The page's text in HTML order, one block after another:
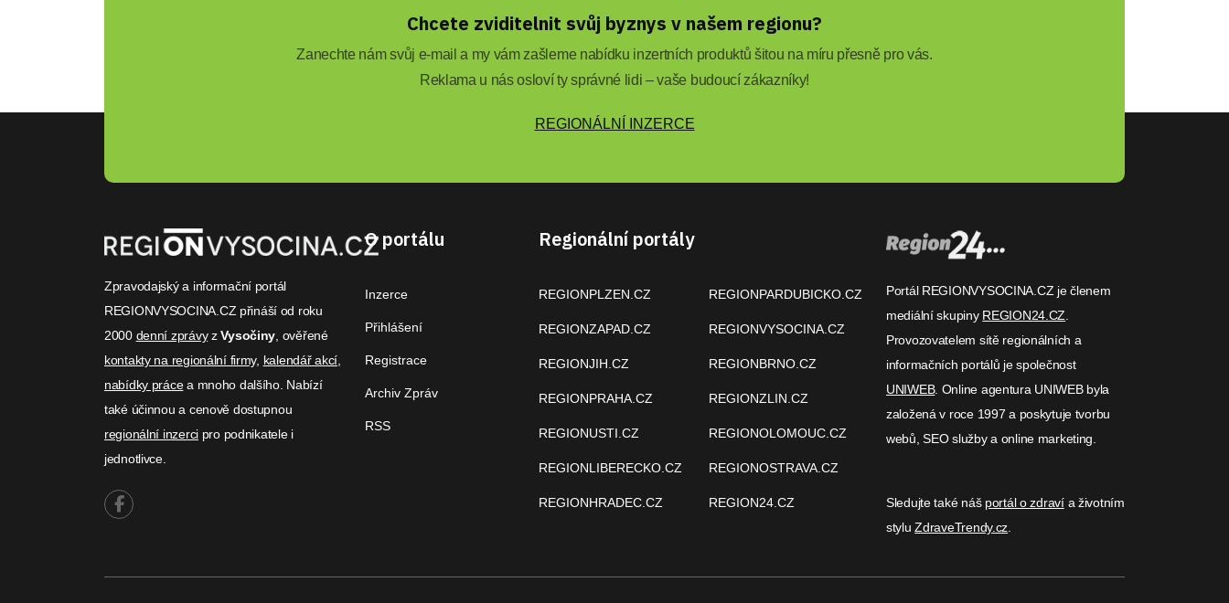
Chcete zviditelnit svůj byznys v našem regionu?
Zanechte nám svůj e-mail a my vám zašleme nabídku inzertních produktů šitou na míru přesně pro vás.
Reklama u nás osloví ty správné lidi – vaše budoucí zákazníky!
REGIONÁLNÍ INZERCE
Zpravodajský a informační portál
REGIONVYSOCINA.CZ přináší od roku
2000 denní zprávyzVysočiny , ověřené
kontakty na regionální firmy, kalendář akcí
nabídky prácea mnoho dalšího. Nabízí
také účinnou a cenově dostupnou
regionální inzercipro podnikatele i
jednotlivce.
O portálu
Inzerce
Přihlášení
Registrace
Archiv Zpráv
RSS
Regionální portály
REGIONPLZEN.CZ
REGIONZAPAD.CZ
REGIONJIH.CZ
REGIONPRAHA.CZ
REGIONUSTI.CZ
REGIONLIBERECKO.CZ
REGIONHRADEC.CZ
REGIONPARDUBICKO.CZ
REGIONVYSOCINA.CZ
REGIONBRNO.CZ
REGIONZLIN.CZ
REGIONOLOMOUC.CZ
REGIONOSTRAVA.CZ
REGION24.CZ
Portál REGIONVYSOCINA.CZ je členem
mediální skupiny REGION24.CZ
Provozovatelem sítě regionálních a
informačních portálů je společnost
UNIWEB. Online agentura UNIWEB byla
založená v roce 1997 a poskytuje tvorbu
webů, SEO služby a online marketing.
Sledujte také náš portál o zdravía životním
styluZdraveTrendy.cz